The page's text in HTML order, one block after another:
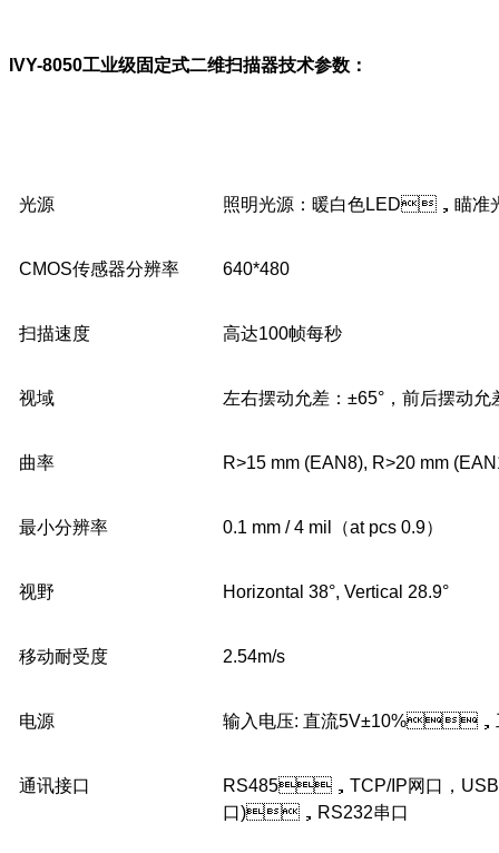
IVY-8050工业级固定式二维扫描器技术参数：
光源 照明光源：暖白色LED，瞄准
CMOS传感器分辨率 640*480
扫描速度 高达100帧每秒
视域 左右摆动允差：±65°，前后摆动允差
曲率 R>15 mm (EAN8), R>20 mm
最小分辨率 0.1 mm / 4 mil（at pcs 0.9）
视野 Horizontal 38°, Vertical 28.9°
移动耐受度 2.54m/s
电源 输入电压: 直流5V±10%，
通讯接口
RS485，TCP/IP网口，
口)，RS232串口